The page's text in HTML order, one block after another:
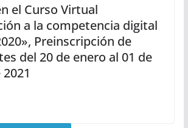
el Curso Virtual
a la competencia digital
Preinscripción de
del 20 de enero al 01 de